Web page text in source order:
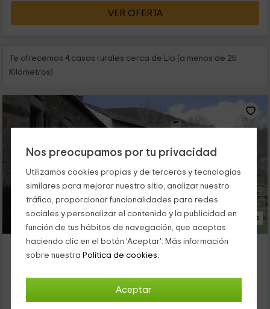
Nos preocupamos por tu privacidad
Utilizamos cookies propias y de terceros y tecnologías
similares para mejorar nuestro sitio, analizar nuestro
tráfico, proporcionar funcionalidades para redes
sociales y personalizar el contenido y la publicidad en
función de tus hábitos de navegación, que aceptas
haciendo clic en el botón 'Aceptar'. Más información
sobre nuestra Política de cookies.
Aceptar
VER OFERTA
Te ofrecemos 4 casas rurales cerca de Llo (a menos de 25
Kilómetros)
14 Fotos
Cal Barbe- Gîte
Alojamiento ubicado a 7.2km de Llo